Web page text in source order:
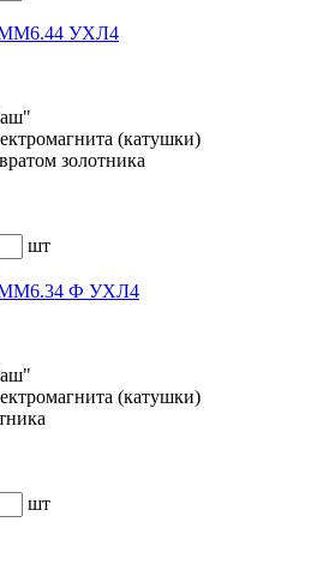
УХЛ4
(катушки)
золотника
шт
ВММ6.34 Ф УХЛ4
(катушки)
шт